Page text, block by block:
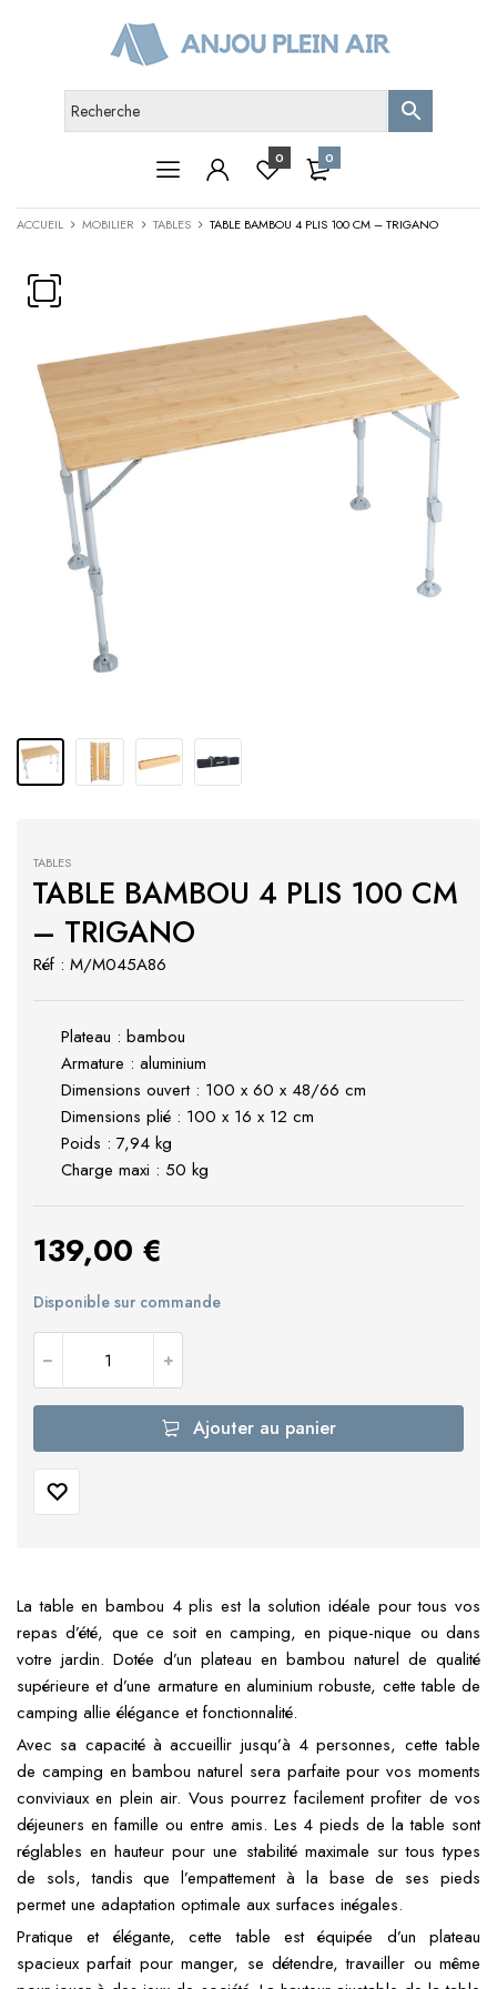
0 0
ACCUEIL MOBILIER TABLES TABLE BAMBOU 4 PLIS 100 CM – TRIGANO
TABLES
TABLE BAMBOU 4 PLIS 100 CM
– TRIGANO
Réf : M/M045A86
Plateau : bambou
Armature : aluminium
Dimensions ouvert : 100 x 60 x 48/66 cm
Dimensions plié : 100 x 16 x 12 cm
Poids : 7,94 kg
Charge maxi : 50 kg
139,00 €
Disponible sur commande
Ajouter au panier
La table en bambou 4 plis est la solution idéale pour tous vos
repas d’été, que ce soit en camping, en pique-nique ou dans
votre jardin. Dotée d’un plateau en bambou naturel de qualité
supérieure et d’une armature en aluminium robuste, cette table de
camping allie élégance et fonctionnalité.
Avec sa capacité à accueillir jusqu’à 4 personnes, cette table
de camping en bambou naturel sera parfaite pour vos moments
conviviaux en plein air. Vous pourrez facilement profiter de vos
déjeuners en famille ou entre amis. Les 4 pieds de la table sont
réglables en hauteur pour une stabilité maximale sur tous types
de sols, tandis que l’empattement à la base de ses pieds
permet une adaptation optimale aux surfaces inégales.
Pratique et élégante, cette table est équipée d’un plateau
spacieux parfait pour manger, se détendre, travailler ou même